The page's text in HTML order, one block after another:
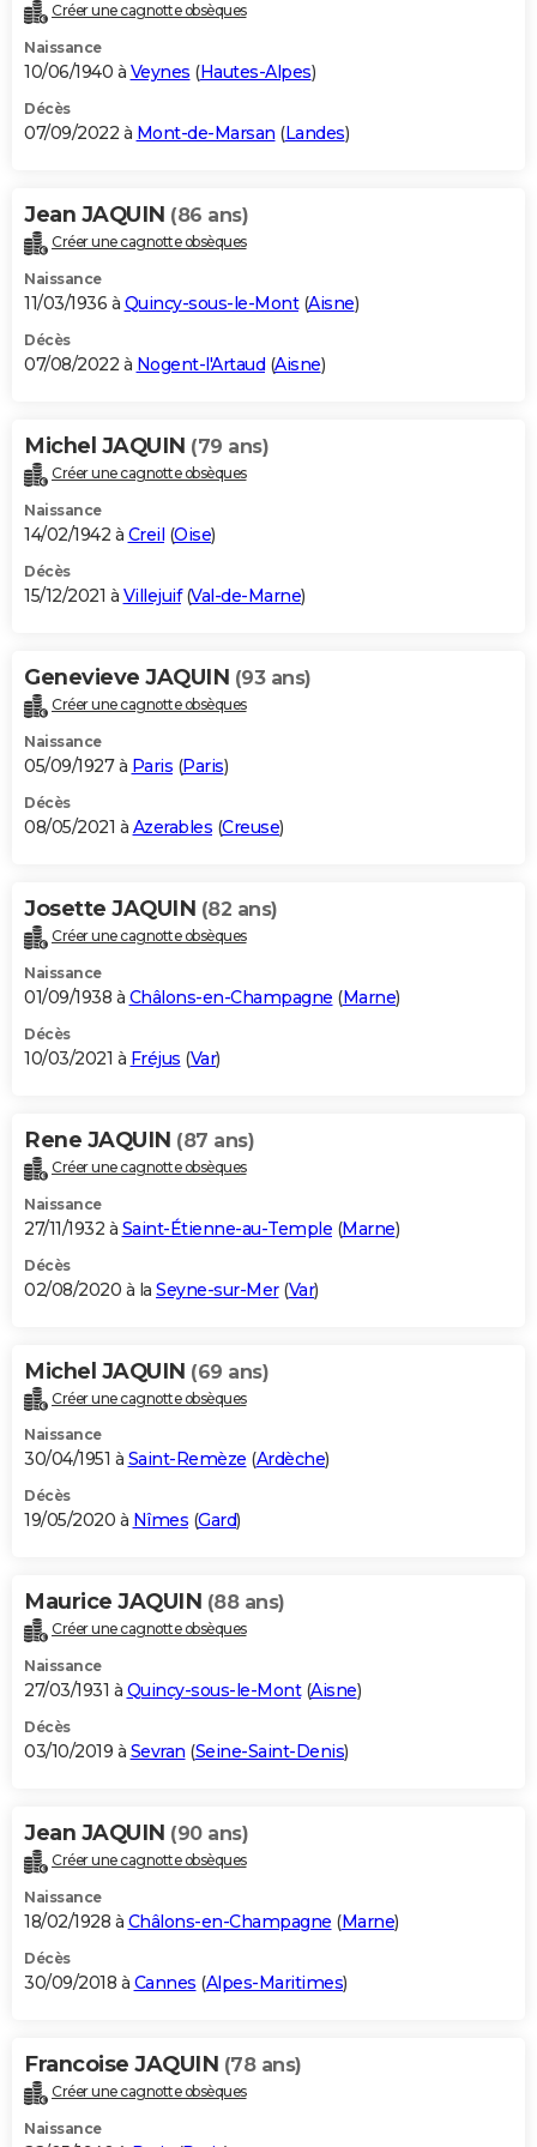
Créer une cagnotte obsèques
Naissance
10/06/1940 à Veynes (Hautes-Alpes)
Décès
07/09/2022 à Mont-de-Marsan (Landes)
Jean JAQUIN (86 ans)
Créer une cagnotte obsèques
Naissance
11/03/1936 à Quincy-sous-le-Mont(Aisne)
Décès
07/08/2022 à Nogent-l'Artaud (Aisne)
Michel JAQUIN (79 ans)
Créer une cagnotte obsèques
Naissance
14/02/1942 à Creil (Oise)
Décès
15/12/2021 à Villejuif(Val-de-Marne)
Genevieve JAQUIN (93 ans)
Créer une cagnotte obsèques
Naissance
05/09/1927 à Paris (Paris)
Décès
08/05/2021 à Azerables (Creuse)
Josette JAQUIN (82 ans)
Créer une cagnotte obsèques
Naissance
01/09/1938 à Châlons-en-Champagne (Marne)
Décès
10/03/2021 à Fréjus (Var)
Rene JAQUIN (87 ans)
Créer une cagnotte obsèques
Naissance
27/11/1932 à Saint-Étienne-au-Temple (Marne)
Décès
02/08/2020 à la Seyne-sur-Mer(Var)
Michel JAQUIN (69 ans)
Créer une cagnotte obsèques
Naissance
30/04/1951 à Saint-Remèze (Ardèche)
Décès
19/05/2020 à Nîmes (Gard)
Maurice JAQUIN (88 ans)
Créer une cagnotte obsèques
Naissance
27/03/1931 à Quincy-sous-le-Mont(Aisne)
Décès
03/10/2019 à Sevran (Seine-Saint-Denis)
Jean JAQUIN (90 ans)
Créer une cagnotte obsèques
Naissance
18/02/1928 à Châlons-en-Champagne (Marne)
Décès
30/09/2018 à Cannes (Alpes-Maritimes)
Francoise JAQUIN (78 ans)
Créer une cagnotte obsèques
Naissance